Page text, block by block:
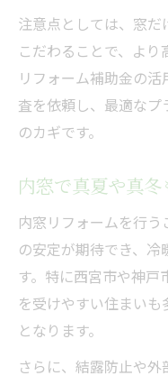
注意点としては、窓
こだわることで、よ
リフォーム補助金の
査を依頼し、最適な
のカギです。
内窓で真夏や真
内窓リフォームを行
の安定が期待でき、
す。特に西宮市や神
を受けやすい住まい
となります。
さらに、結露防止や